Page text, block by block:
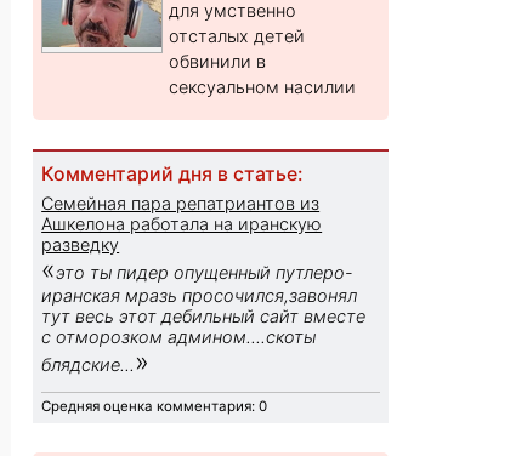
для умственно
отсталых детей
обвинили в
сексуальном насилии
Комментарий дня в статье:
Семейная пара репатриантов из
Ашкелона работала на иранскую
разведку
«это ты пидер опущенный путлеро-
иранская мразь просочился,завонял
тут весь этот дебильный сайт вместе
с отморозком админом....скоты
блядские... »
Средняя оценка комментария: 0